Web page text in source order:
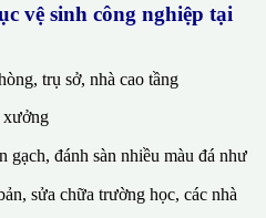
vệ sinh công nghiệp tại
trụ sở, nhà cao tầng
xưởng
gạch, đánh sàn nhiều màu đá như
sửa chữa trường học, các nhà